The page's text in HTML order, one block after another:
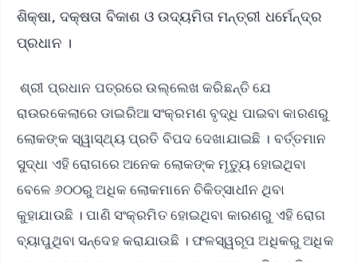
ଶିକ୍ଷା, ଦକ୍ଷତା ବିକାଶ ଓ ଉଦ୍ୟମିତା ମନ୍ତ୍ରୀ ଧର୍ମେନ୍ଦ୍ର
ପ୍ରଧାନ ।
ଶ୍ରୀ ପ୍ରଧାନ ପତ୍ରରେ ଉଲ୍ଲେଖ କରିଛନ୍ତି ଯେ
ରାଉରକେଲାରେ ଡାଇରିଆ ସଂକ୍ରମଣ ବୃଦ୍ଧି ପାଇବା କାରଣରୁ
ଲୋକଙ୍କ ସ୍ୱାସ୍ଥ୍ୟ ପ୍ରତି ବିପଦ ଦେଖାଯାଇଛି । ବର୍ତ୍ତମାନ
ସୁଦ୍ଧା ଏହି ରୋଗରେ ଅନେକ ଲୋକଙ୍କ ମୃତ୍ୟୁ ହୋଇଥିବା
ବେଳେ ୬୦୦ରୁ ଅଧିକ ଲୋକମାନେ ଚିକିତ୍ସାଧୀନ ଥିବା
କୁହାଯାଉଛି । ପାଣି ସଂକ୍ରମିତ ହୋଇଥିବା କାରଣରୁ ଏହି ରୋଗ
ବ୍ୟାପୁଥିବା ସନ୍ଦେହ କରାଯାଉଛି । ଫଳସ୍ୱରୂପ ଅଧିକରୁ ଅଧିକ